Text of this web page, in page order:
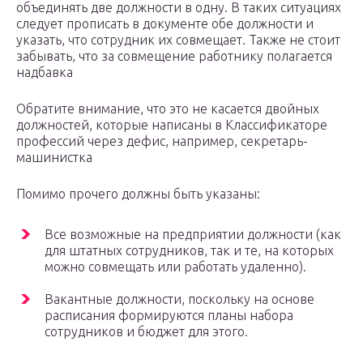
объединять две должности в одну. В таких ситуациях
следует прописать в документе обе должности и
указать, что сотрудник их совмещает. Также не стоит
забывать, что за совмещение работнику полагается
надбавка
Обратите внимание, что это не касается двойных
должностей, которые написаны в Классификаторе
профессий через дефис, например, секретарь-
машинистка
Помимо прочего должны быть указаны:
Все возможные на предприятии должности (как
для штатных сотрудников, так и те, на которых
можно совмещать или работать удаленно).
Вакантные должности, поскольку на основе
расписания формируются планы набора
сотрудников и бюджет для этого.